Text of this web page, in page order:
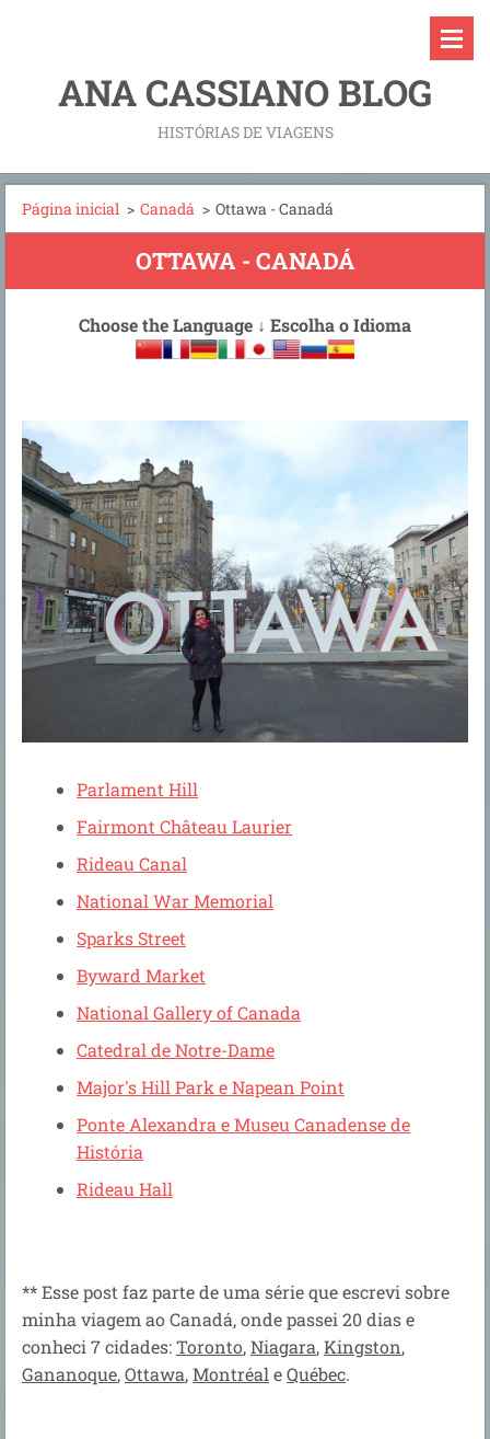
ANA CASSIANO BLOG
HISTÓRIAS DE VIAGENS
Página inicial > Canadá > Ottawa - Canadá
OTTAWA - CANADÁ
Choose the Language ↓ Escolha o Idioma
Parlament Hill
Fairmont Château Laurier
Rideau Canal
National War Memorial
Sparks Street
Byward Market
National Gallery of Canada
Catedral de Notre-Dame
Major's Hill Park e Napean Point
Ponte Alexandra e Museu Canadense de
História
Rideau Hall
** Esse post faz parte de uma série que escrevi sobre
minha viagem ao Canadá, onde passei 20 dias e
conheci 7 cidades:Toronto,Niagara,Kingston,
Gananoque,Ottawa,Montréal eQuébec.